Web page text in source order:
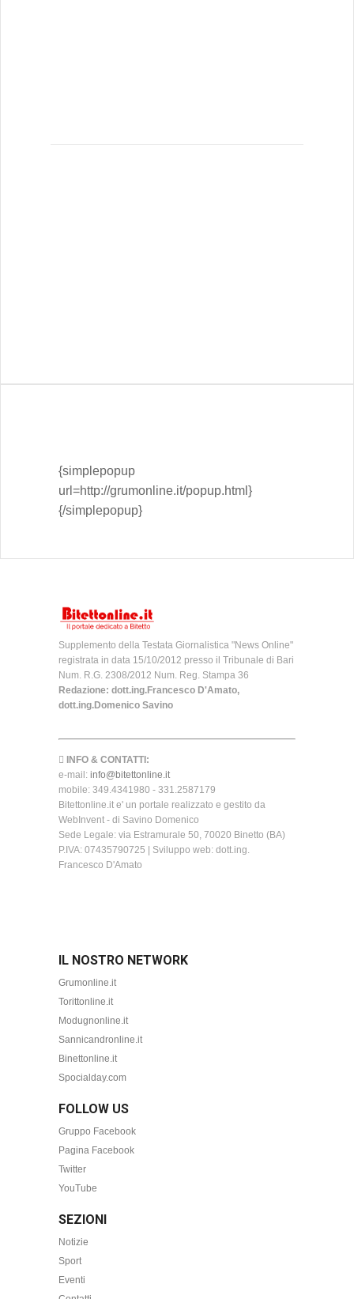
{simplepopup
url=http://grumonline.it/popup.html}
{/simplepopup}
Supplemento della Testata Giornalistica "News Online"
registrata in data 15/10/2012 presso il Tribunale di Bari
Num. R.G. 2308/2012 Num. Reg. Stampa 36
Redazione: dott.ing.Francesco D'Amato,
dott.ing.Domenico Savino
INFO & CONTATTI:
e-mail: info@bitettonline.it
mobile: 349.4341980 - 331.2587179
Bitettonline.it e' un portale realizzato e gestito da
WebInvent - di Savino Domenico
Sede Legale: via Estramurale 50, 70020 Binetto (BA)
P.IVA: 07435790725 | Sviluppo web: dott.ing.
Francesco D'Amato
IL NOSTRO NETWORK
Grumonline.it
Torittonline.it
Modugnonline.it
Sannicandronline.it
Binettonline.it
Spocialday.com
FOLLOW US
Gruppo Facebook
Pagina Facebook
Twitter
YouTube
SEZIONI
Notizie
Sport
Eventi